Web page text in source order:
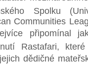
Spolku
Communities
připomínal
Rastafari,
dědičné